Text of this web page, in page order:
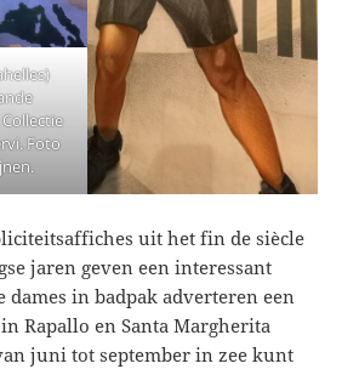
Foto
uit het fin de siècle
jaren geven een interessant
dames in badpak adverteren een
Rapallo en Santa Margherita
juni tot september in zee kunt